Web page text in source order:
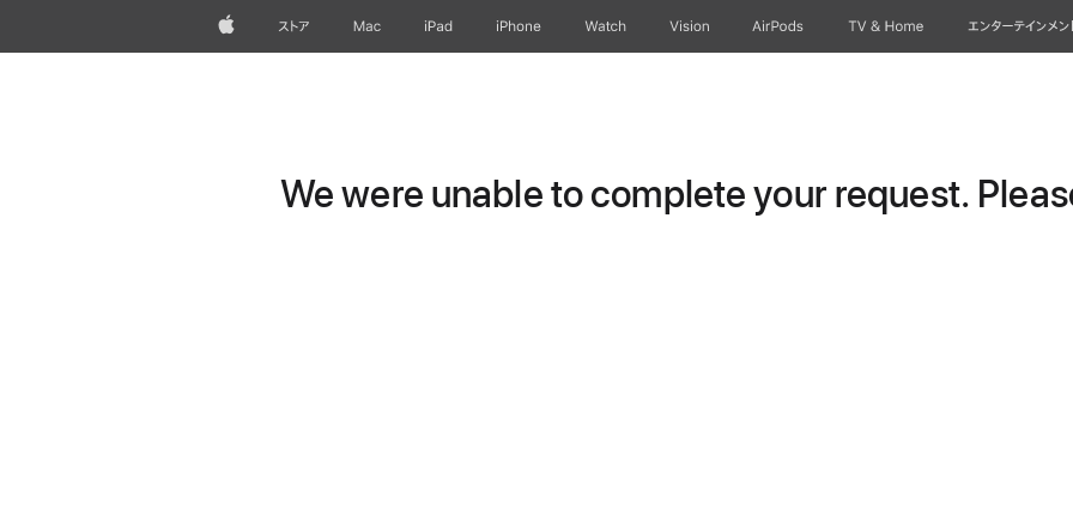
Appleストア Mac iPad iPhone Watch Vision AirPods TV & Home エンターテインメン
We were unable to complete your request.